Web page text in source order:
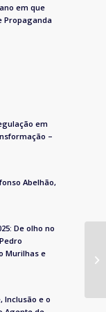
em que
Propaganda
em
–
Abelhão,
De olho no
Murilhas e
Inclusão e o